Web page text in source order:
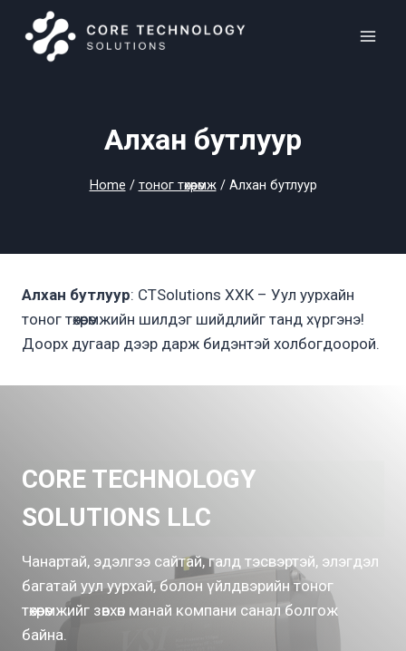
content
Алхан бутлуур
Home / тоног төхөөрөмж / Алхан бутлуур
Алхан бутлуур: CTSolutions ХХК – Уул уурхайн
тоног төхөөрөмжийн шилдэг шийдлийг танд хүргэнэ!
Доорх дугаар дээр дарж бидэнтэй холбогдоорой.
CORE TECHNOLOGY
SOLUTIONS LLC
Чанартай, эдэлгээ сайтай, галд тэсвэртэй, элэгдэл
багатай уул уурхай, болон үйлдвэрийн тоног
төхөөрөмжийг зөвхөн манай компани санал болгож
байна.